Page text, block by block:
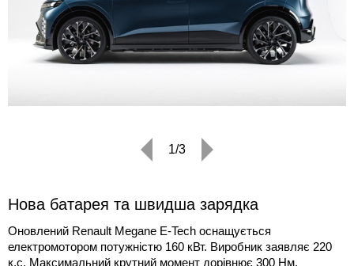
1/3
Нова батарея та швидша зарядка
Оновлений Renault Megane E-Tech оснащується
електромотором потужністю 160 кВт. Виробник заявляє 220
к.с. Максимальний крутний момент дорівнює 300 Нм.